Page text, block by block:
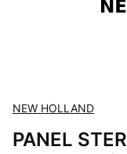
NEW HOLLAND
PANEL